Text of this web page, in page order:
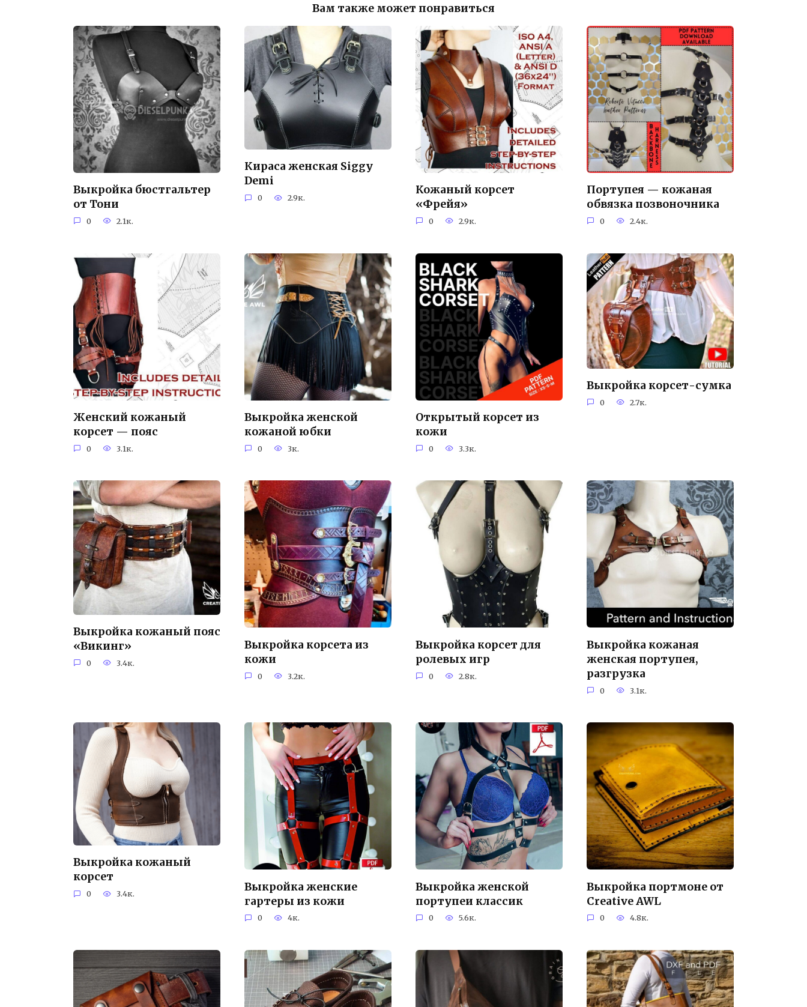
Вам также может понравиться
Выкройка бюстгальтер
от Тони
0 2.1к.
Кираса женская Siggy
Demi
0 2.9к.
Кожаный корсет
«Фрейя»
0 2.9к.
Портупея — кожаная
обвязка позвоночника
0 2.4к.
Женский кожаный
корсет — пояс
0 3.1к.
Выкройка женской
кожаной юбки
0 3к.
Открытый корсет из
кожи
0 3.3к.
Выкройка корсет-сумка
0 2.7к.
Выкройка кожаный пояс
«Викинг»
0 3.4к.
Выкройка корсета из
кожи
0 3.2к.
Выкройка корсет для
ролевых игр
0 2.8к.
Выкройка кожаная
женская портупея,
разгрузка
0 3.1к.
Выкройка кожаный
корсет
0 3.4к.
Выкройка женские
гартеры из кожи
0 4к.
Выкройка женской
портупеи классик
0 5.6к.
Выкройка портмоне от
Creative AWL
0 4.8к.